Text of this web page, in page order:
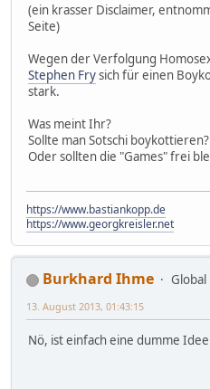
(ein krasser Disclaimer,
Seite)
Wegen der Verfolgung
Stephen Frysich für einen
stark.
Was meint Ihr?
Sollte man Sotschi boykottieren?
Oder sollten die "Games" frei
https://www.bastiankopp.de
https://www.georgkreisler.net
Burkhard Ihme
13. August 2013, 01:43:15
Nö, ist einfach eine dumme